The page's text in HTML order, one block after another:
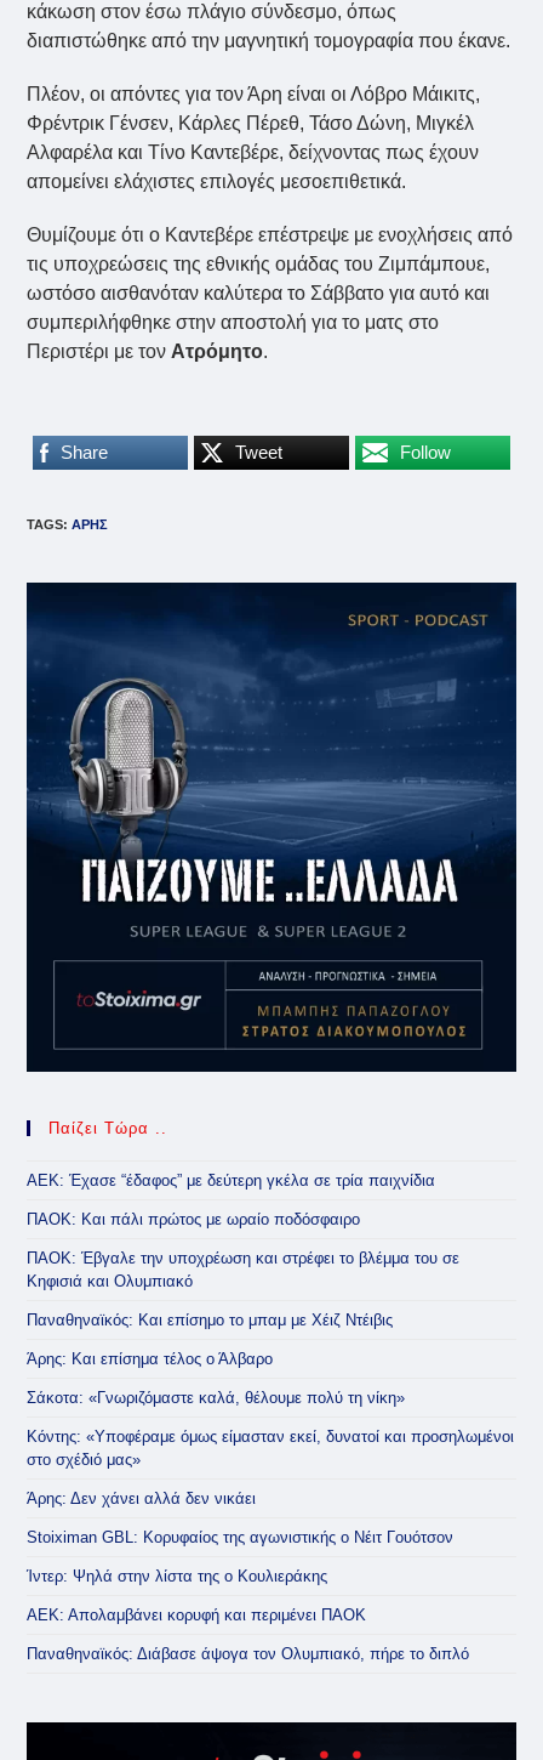
κάκωση στον έσω πλάγιο σύνδεσμο, όπως
διαπιστώθηκε από την μαγνητική τομογραφία που έκανε.
Πλέον, οι απόντες για τον Άρη είναι οι Λόβρο Μάικιτς,
Φρέντρικ Γένσεν, Κάρλες Πέρεθ, Τάσο Δώνη, Μιγκέλ
Αλφαρέλα και Τίνο Καντεβέρε, δείχνοντας πως έχουν
απομείνει ελάχιστες επιλογές μεσοεπιθετικά.
Θυμίζουμε ότι ο Καντεβέρε επέστρεψε με ενοχλήσεις από
τις υποχρεώσεις της εθνικής ομάδας του Ζιμπάμπουε,
ωστόσο αισθανόταν καλύτερα το Σάββατο για αυτό και
συμπεριλήφθηκε στην αποστολή για το ματς στο
Περιστέρι με τον Ατρόμητο.
Share Tweet Follow
TAGS:ΑΡΗΣ
Παίζει Τώρα ..
ΑΕΚ: Έχασε “έδαφος” με δεύτερη γκέλα σε τρία παιχνίδια
ΠΑΟΚ: Και πάλι πρώτος με ωραίο ποδόσφαιρο
ΠΑΟΚ: Έβγαλε την υποχρέωση και στρέφει το βλέμμα του σε
Κηφισιά και Ολυμπιακό
Παναθηναϊκός: Και επίσημο το μπαμ με Χέιζ Ντέιβις
Άρης: Και επίσημα τέλος ο Άλβαρο
Σάκοτα: «Γνωριζόμαστε καλά, θέλουμε πολύ τη νίκη»
Κόντης: «Υποφέραμε όμως είμασταν εκεί, δυνατοί και προσηλωμένοι
στο σχέδιό μας»
Άρης: Δεν χάνει αλλά δεν νικάει
Stoiximan GBL: Κορυφαίος της αγωνιστικής ο Νέιτ Γουότσον
Ίντερ: Ψηλά στην λίστα της ο Κουλιεράκης
ΑΕΚ: Απολαμβάνει κορυφή και περιμένει ΠΑΟΚ
Παναθηναϊκός: Διάβασε άψογα τον Ολυμπιακό, πήρε το διπλό